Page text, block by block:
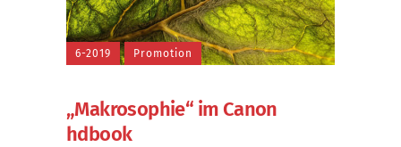
6-2019 Promotion
„Makrosophie“ im Canon
hdbook